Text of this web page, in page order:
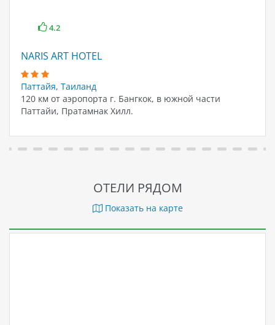
4.2
NARIS ART HOTEL
Паттайя, Таиланд
120 км от аэропорта г. Бангкок, в южной части
Паттайи, Пратамнак Хилл.
ОТЕЛИ РЯДОМ
Показать на карте